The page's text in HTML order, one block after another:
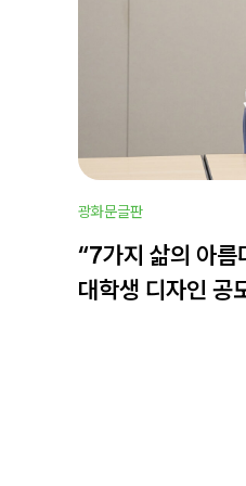
광화문글판
“7가지 삶의 아
대학생 디자인 공